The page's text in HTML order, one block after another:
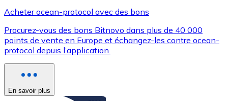
Acheter ocean-protocol avec des bons
Procurez-vous des bons Bitnovo dans plus de 40 000
points de vente en Europe et échangez-les contre ocean-
protocol depuis l’application.
En savoir plus